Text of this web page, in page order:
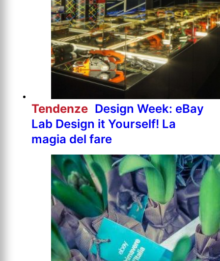
Tendenze Design Week: eBay
Lab Design it Yourself! La
magia del fare